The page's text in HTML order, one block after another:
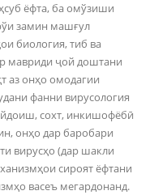
ёфта, ба омўзиши
замин машғул
биология, тиб ва
мавриди ҷой доштани
аз онҳо омодагии
фанни вирусология
сохт, инкишофёбӣ
онҳо дар баробари
вирусҳо (дар шакли
сироят ёфтани
васеъ мегардонанд.